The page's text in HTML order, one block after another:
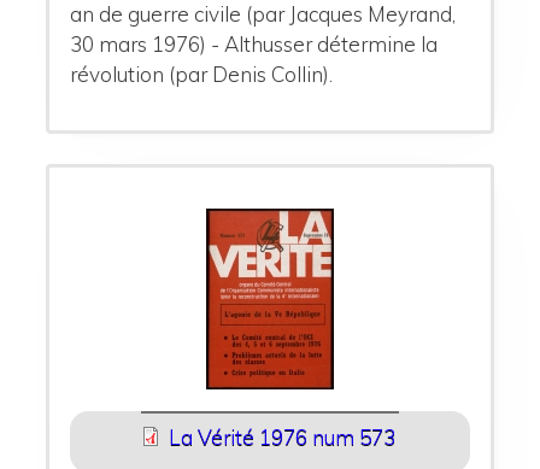
an de guerre civile (par Jacques Meyrand,
30 mars 1976) - Althusser détermine la
révolution (par Denis Collin).
La Vérité 1976 num 573